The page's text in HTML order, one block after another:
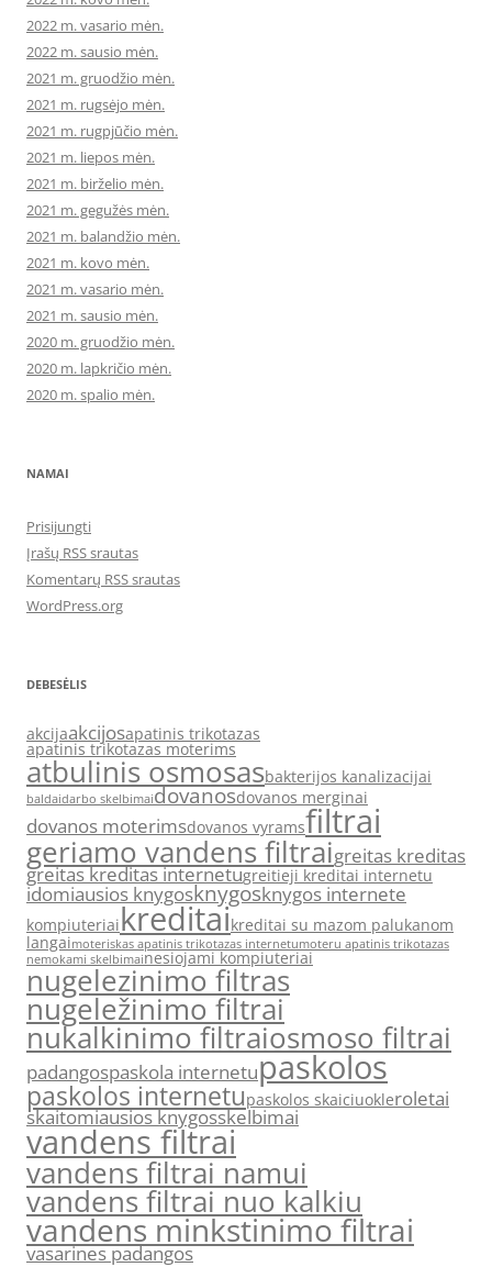
2022 m. vasario mėn.
2022 m. sausio mėn.
2021 m. gruodžio mėn.
2021 m. rugsėjo mėn.
2021 m. rugpjūčio mėn.
2021 m. liepos mėn.
2021 m. birželio mėn.
2021 m. gegužės mėn.
2021 m. balandžio mėn.
2021 m. kovo mėn.
2021 m. vasario mėn.
2021 m. sausio mėn.
2020 m. gruodžio mėn.
2020 m. lapkričio mėn.
2020 m. spalio mėn.
NAMAI
Prisijungti
Įrašų RSS srautas
Komentarų RSS srautas
WordPress.org
DEBESĖLIS
akcijaakcijosapatinis trikotazas
apatinis trikotazas moterims
atbulinis osmosasbakterijos kanalizacijai
baldaidarbo skelbimaidovanosdovanos merginai
dovanos moterimsdovanos vyramsfiltrai
geriamo vandens filtraigreitas kreditas
greitas kreditas internetugreitieji kreditai internetu
idomiausios knygosknygosknygos internete
kompiuteriaikreditaikreditai su mazom palukanom
langaimoteriskas apatinis trikotazas internetumoteru apatinis trikotazas
nemokami skelbimainesiojami kompiuteriai
nugelezinimo filtras
nugeležinimo filtrai
nukalkinimo filtraiosmoso filtrai
padangospaskola internetupaskolos
paskolos internetupaskolos skaiciuokleroletai
skaitomiausios knygosskelbimai
vandens filtrai
vandens filtrai namui
vandens filtrai nuo kalkiu
vandens minkstinimo filtrai
vasarines padangos